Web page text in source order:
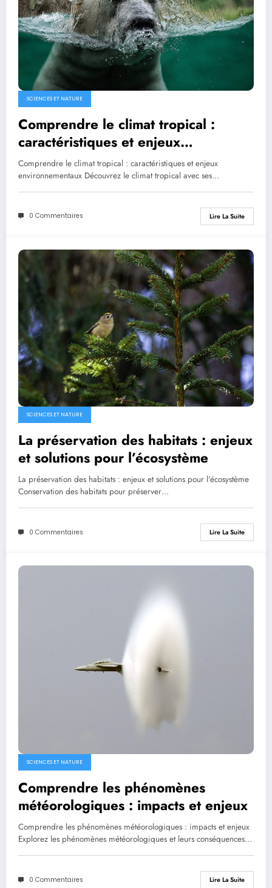
SCIENCES ET NATURE
Comprendre le climat tropical :
caractéristiques et enjeux
environnementaux
Comprendre le climat tropical : caractéristiques et enjeux
environnementaux Découvrez le climat tropical avec ses…
0 Commentaires Lire La Suite
SCIENCES ET NATURE
La préservation des habitats : enjeux
et solutions pour l’écosystème
La préservation des habitats : enjeux et solutions pour l'écosystème
Conservation des habitats pour préserver…
0 Commentaires Lire La Suite
SCIENCES ET NATURE
Comprendre les phénomènes
météorologiques : impacts et enjeux
Comprendre les phénomènes météorologiques : impacts et enjeux
Explorez les phénomènes météorologiques et leurs conséquences…
0 Commentaires Lire La Suite